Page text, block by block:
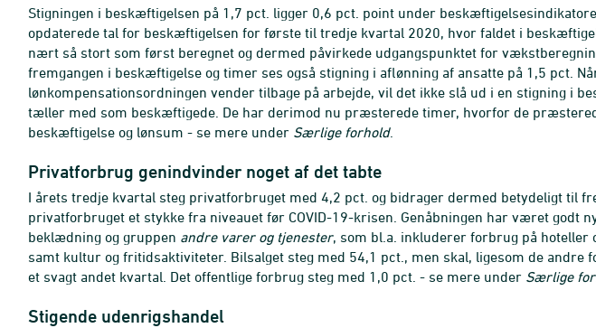
Stigningen i beskæftigelsen på 1,7 pct. ligger 0,6 pct. point under
opdaterede tal for beskæftigelsen for første til tredje kvartal 2020, hvor faldet i
nært så stort som først beregnet og dermed påvirkede udgangspunktet for
fremgangen i beskæftigelse og timer ses også stigning i aflønning af ansatte på 1,5 pct.
lønkompensationsordningen vender tilbage på arbejde, vil det ikke slå ud i en stigning i
tæller med som beskæftigede. De har derimod nu præsterede timer, hvorfor de
beskæftigelse og lønsum - se mere under Særlige forhold.
Privatforbrug genindvinder noget af det tabte
I årets tredje kvartal steg privatforbruget med 4,2 pct. og bidrager dermed betydeligt til
privatforbruget et stykke fra niveauet før COVID-19-krisen. Genåbningen har været godt
beklædning og gruppen andre varer og tjenester, som bl.a. inkluderer forbrug på hoteller
samt kultur og fritidsaktiviteter. Bilsalget steg med 54,1 pct. , men skal, ligesom de andre
et svagt andet kvartal. Det offentlige forbrug steg med 1,0 pct. - se mere under Særlige
Stigende udenrigshandel